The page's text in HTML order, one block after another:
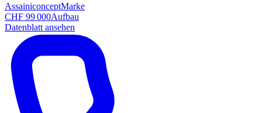
AssainiconceptMarke
CHF 99 000Aufbau
Datenblatt ansehen